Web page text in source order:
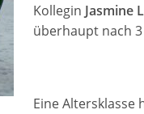
Kollegin Jasmine
überhaupt nach
Eine Altersklasse